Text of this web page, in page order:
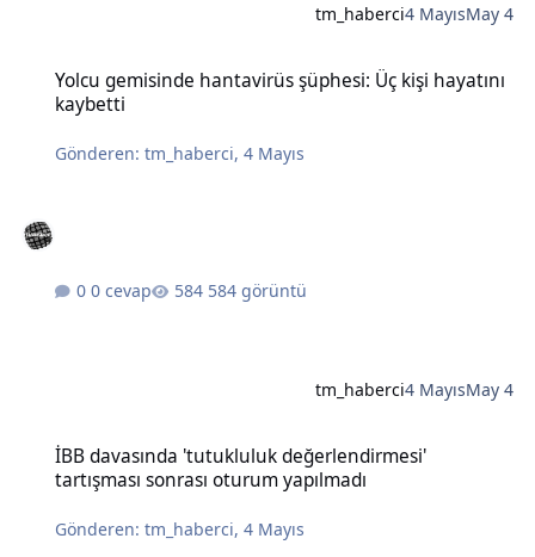
tm_haberci4 MayısMay 4
Yolcu gemisinde hantavirüs şüphesi: Üç kişi hayatını
kaybetti
Gönderen:tm_haberci,4 Mayıs
0 cevap 584 görüntü
tm_haberci4 MayısMay 4
İBB davasında 'tutukluluk değerlendirmesi'
tartışması sonrası oturum yapılmadı
Gönderen:tm_haberci,4 Mayıs